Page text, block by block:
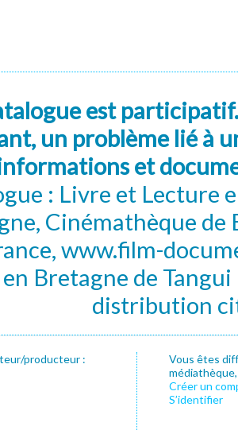
est
un problème lié à
et
: Livre et Lecture
Cinémathèque de
www.film-
Bretagne de
distribution
producteur :
Vous êtes
Créer un
S’identifier